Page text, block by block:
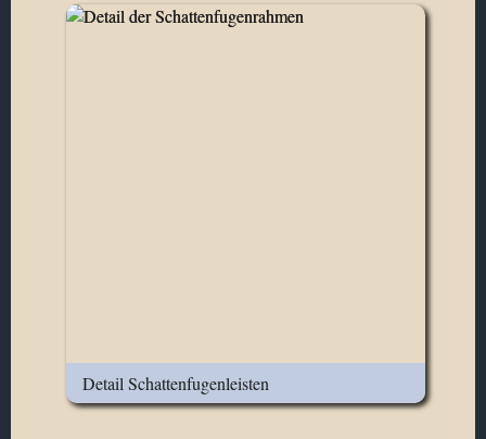
Detail Schattenfugenrahmen
Detail Schattenfugenleisten